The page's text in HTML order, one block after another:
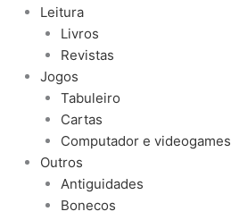
Leitura
Livros
Revistas
Jogos
Tabuleiro
Cartas
Computador e videogames
Outros
Antiguidades
Bonecos